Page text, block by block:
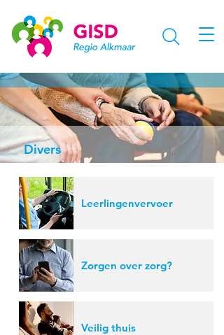
Divers
Leerlingenvervoer
Zorgen over zorg?
Veilig thuis